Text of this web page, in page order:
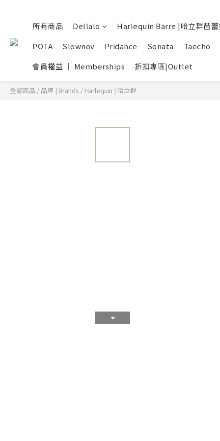
所有商品 Dellalo
Harlequin Barre |哈立群芭蕾
POTA
Slownov Pridance Sonata
Taecho
會員權益 ｜ Memberships
折扣專區|Outlet
全部商品 / 品牌 | Brands / Harlequin | 哈立群